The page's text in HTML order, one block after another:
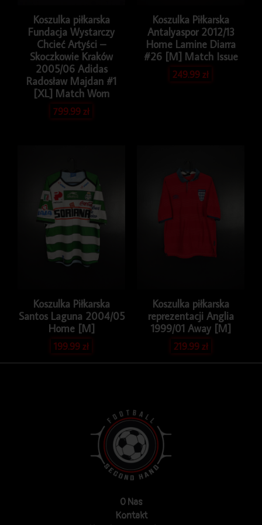
Koszulka piłkarska
Fundacja Wystarczy
Chcieć Artyści –
Skoczkowie Kraków
2005/06 Adidas
Radosław Majdan #1
[XL] Match Worn
799.99zł
Koszulka Piłkarska
Antalyaspor 2012/13
Home Lamine Diarra
#26 [M] Match Issue
249.99zł
Koszulka Piłkarska
Santos Laguna 2004/05
Home [M]
199.99zł
Koszulka piłkarska
reprezentacji Anglia
1999/01 Away [M]
219.99zł
O Nas
Kontakt